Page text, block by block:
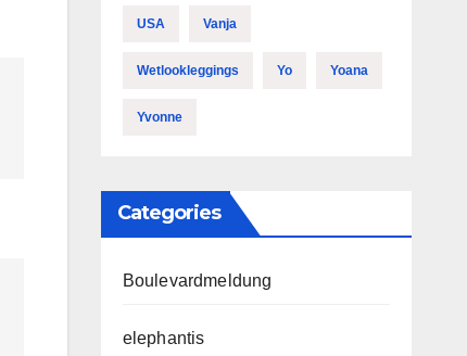
USA Vanja
Wetlookleggings Yo Yoana
Yvonne
Categories
Boulevardmeldung
elephantis